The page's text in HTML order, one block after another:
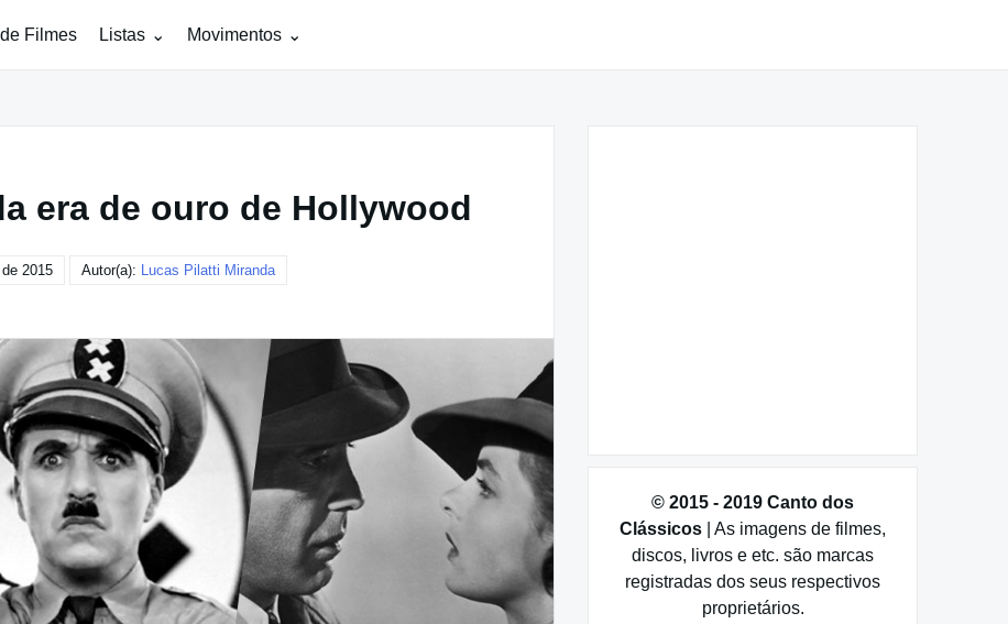
Filmes Listas Movimentos
era de ouro de Hollywood
2015 Autor(a): Lucas Pilatti Miranda
© 2015 - 2019 Canto dos
Clássicos | As imagens de filmes,
discos, livros e etc. são marcas
registradas dos seus respectivos
proprietários.